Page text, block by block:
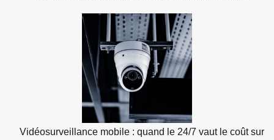
Vidéosurveillance mobile : quand le 24/7 vaut le coût sur